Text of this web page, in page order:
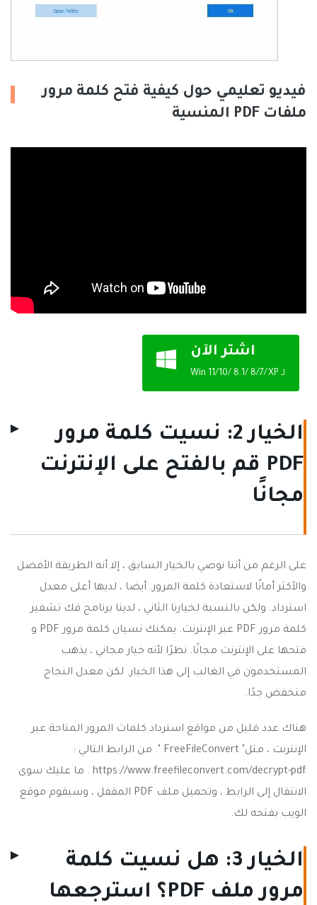
فيديو تعليمي حول كيفية فتح كلمة مرور
ملفات PDF المنسية
اشتر الآن
لـ Win 11/10/ 8.1/ 8/7/XP
الخيار 2: نسيت كلمة مرور
PDF قم بالفتح على الإنترنت
مجانًا
على الرغم من أننا نوصي بالخيار السابق ، إلا أنه الطريقة الأفضل
والأكثر أمانًا لاستعادة كلمة المرور. أيضا ، لديها أعلى معدل
استرداد. ولكن بالنسبة لخيارنا الثاني ، لدينا برنامج فك تشفير
كلمة مرور PDF عبر الإنترنت. يمكنك نسيان كلمة مرور PDF و
فتحها على الإنترنت مجانًا. نظرًا لأنه خيار مجاني ، يذهب
المستخدمون في الغالب إلى هذا الخيار. لكن معدل النجاح
منخفض جدًا.
هناك عدد قليل من مواقع استرداد كلمات المرور المتاحة عبر
الإنترنت ، مثل" FreeFileConvert ". من الرابط التالي :
https://www.freefileconvert.com/decrypt-pdf . ما عليك سوى
الانتقال إلى الرابط ، وتحميل ملف PDF المقفل ، وسيقوم موقع
الويب بفتحه لك.
الخيار 3: هل نسيت كلمة
مرور ملف PDF؟ استرجعها